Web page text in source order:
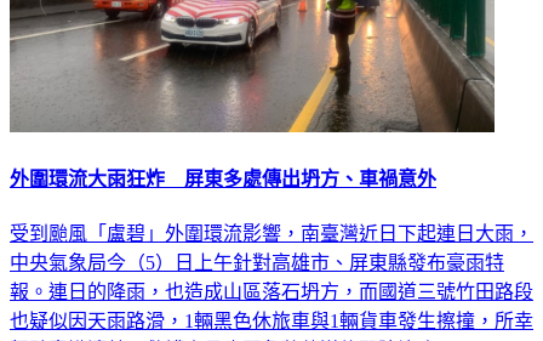
外圍環流大雨狂炸 屏東多處傳出坍方、車禍意外
受到颱風「盧碧」外圍環流影響，南臺灣近日下起連日大雨，
中央氣象局今（5）日上午針對高雄市、屏東縣發布豪雨特
報。連日的降雨，也造成山區落石坍方，而國道三號竹田路段
也疑似因天雨路滑，1輛黑色休旅車與1輛貨車發生擦撞，所幸